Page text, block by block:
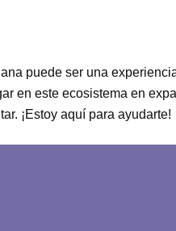
puede ser una
en este ecosistema en
¡Estoy aquí para ayudarte!